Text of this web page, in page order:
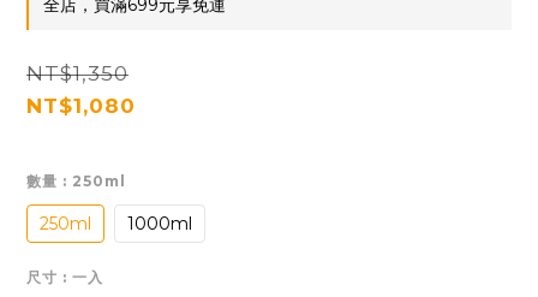
全店，買滿699元享免運
NT$1,350
NT$1,080
數量 : 250ml
250ml 1000ml
尺寸 : 一入